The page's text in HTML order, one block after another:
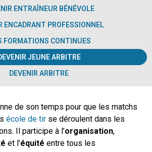
ENTRAÎNEUR BÉNÉVOLE
ENCADRANT PROFESSIONNEL
FORMATIONS CONTINUES
JEUNE ARBITRE
DEVENIR ARBITRE
de son temps pour que les matchs
école de tir se déroulent dans les
Il participe à l’organisation,
et l’équité entre tous les